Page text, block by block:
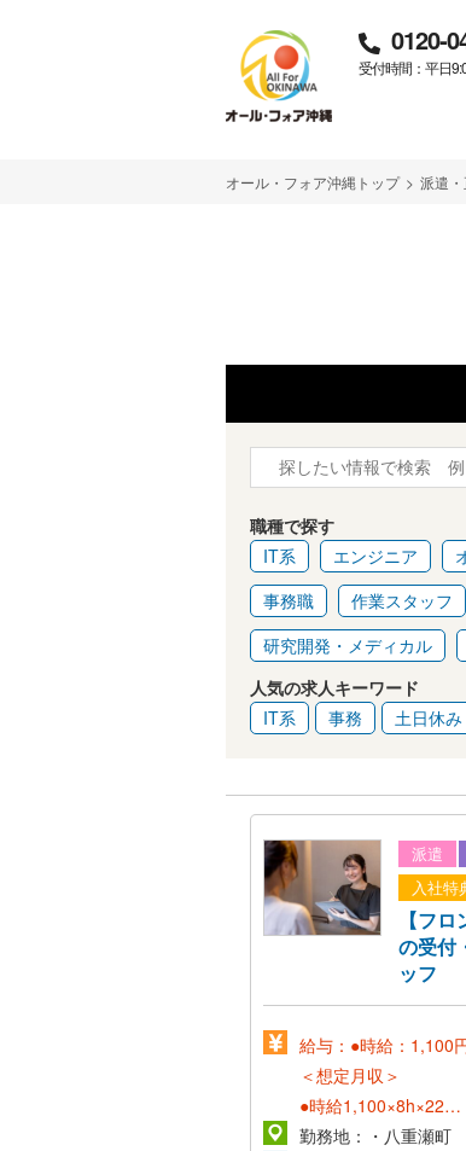
0120-
受付時間：平日
オール・フォア沖縄トップ > 派遣
職種で探す
IT系
エンジニア
事務職
作業スタッフ
研究開発・メディカル
人気の求人キーワード
IT系
事務 土日休み
派遣
入社特
【フ
の受付
ッフ
給与：●時給：1,100
＜想定月収＞
●時給1,100×8h×22日
＝193,600円
勤務地：・八重瀬町